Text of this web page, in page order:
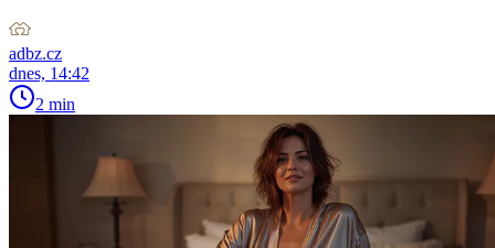
adbz.cz
dnes, 14:42
2 min